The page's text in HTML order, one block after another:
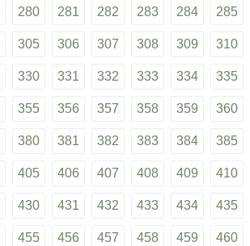
280 281 282 283 284 285
305 306 307 308 309 310
330 331 332 333 334 335
355 356 357 358 359 360
380 381 382 383 384 385
405 406 407 408 409 410
430 431 432 433 434 435
455 456 457 458 459 460